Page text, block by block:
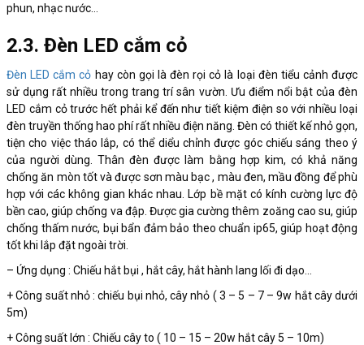
phun, nhạc nước…
2.3. Đèn LED cắm cỏ
Đèn LED cắm cỏ hay còn gọi là đèn rọi cỏ là loại đèn tiểu cảnh được
sử dụng rất nhiều trong trang trí sân vườn. Ưu điểm nổi bật của đèn
LED cắm cỏ trước hết phải kể đến như tiết kiệm điện so với nhiều loại
đèn truyền thống hao phí rất nhiều điện năng. Đèn có thiết kế nhỏ gọn,
tiện cho việc tháo lắp, có thể diểu chỉnh được góc chiếu sáng theo ý
của người dùng. Thân đèn được làm bằng hợp kim, có khả năng
chống ăn mòn tốt và được sơn màu bạc , màu đen, mầu đồng để phù
hợp với các không gian khác nhau. Lớp bề mặt có kính cường lực độ
bền cao, giúp chống va đập. Được gia cường thêm zoăng cao su, giúp
chống thấm nước, bụi bẩn đảm bảo theo chuẩn ip65, giúp hoạt động
tốt khi lắp đặt ngoài trời.
– Ứng dụng : Chiếu hắt bụi , hắt cây, hắt hành lang lối đi dạo…
+ Công suất nhỏ : chiếu bụi nhỏ, cây nhỏ ( 3 – 5 – 7 – 9w hắt cây dưới
5m)
+ Công suất lớn : Chiếu cây to ( 10 – 15 – 20w hắt cây 5 – 10m)